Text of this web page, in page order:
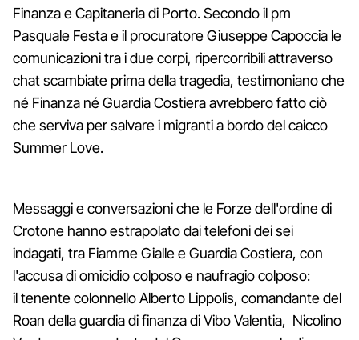
Finanza e Capitaneria di Porto. Secondo il pm
Pasquale Festa e il procuratore Giuseppe Capoccia le
comunicazioni tra i due corpi, ripercorribili attraverso
chat scambiate prima della tragedia, testimoniano che
né Finanza né Guardia Costiera avrebbero fatto ciò
che serviva per salvare i migranti a bordo del caicco
Summer Love.
Messaggi e conversazioni che le Forze dell'ordine di
Crotone hanno estrapolato dai telefoni dei sei
indagati, tra Fiamme Gialle e Guardia Costiera, con
l'accusa di omicidio colposo e naufragio colposo:
il tenente colonnello Alberto Lippolis, comandante del
Roan della guardia di finanza di Vibo Valentia, Nicolino